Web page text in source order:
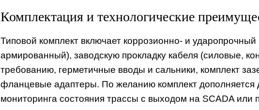
Комплектация и технологические
Типовой комплект включает коррозионно- и
армированный), заводскую прокладку кабеля (силовые,
требованию, герметичные вводы и сальники, комплект
фланцевые адаптеры. По желанию комплект дополняется
мониторинга состояния трассы с выходом на SCADA или